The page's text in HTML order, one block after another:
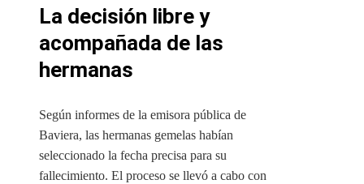
La decisión libre y
acompañada de las
hermanas
Según informes de la emisora pública de
Baviera, las hermanas gemelas habían
seleccionado la fecha precisa para su
fallecimiento. El proceso se llevó a cabo con